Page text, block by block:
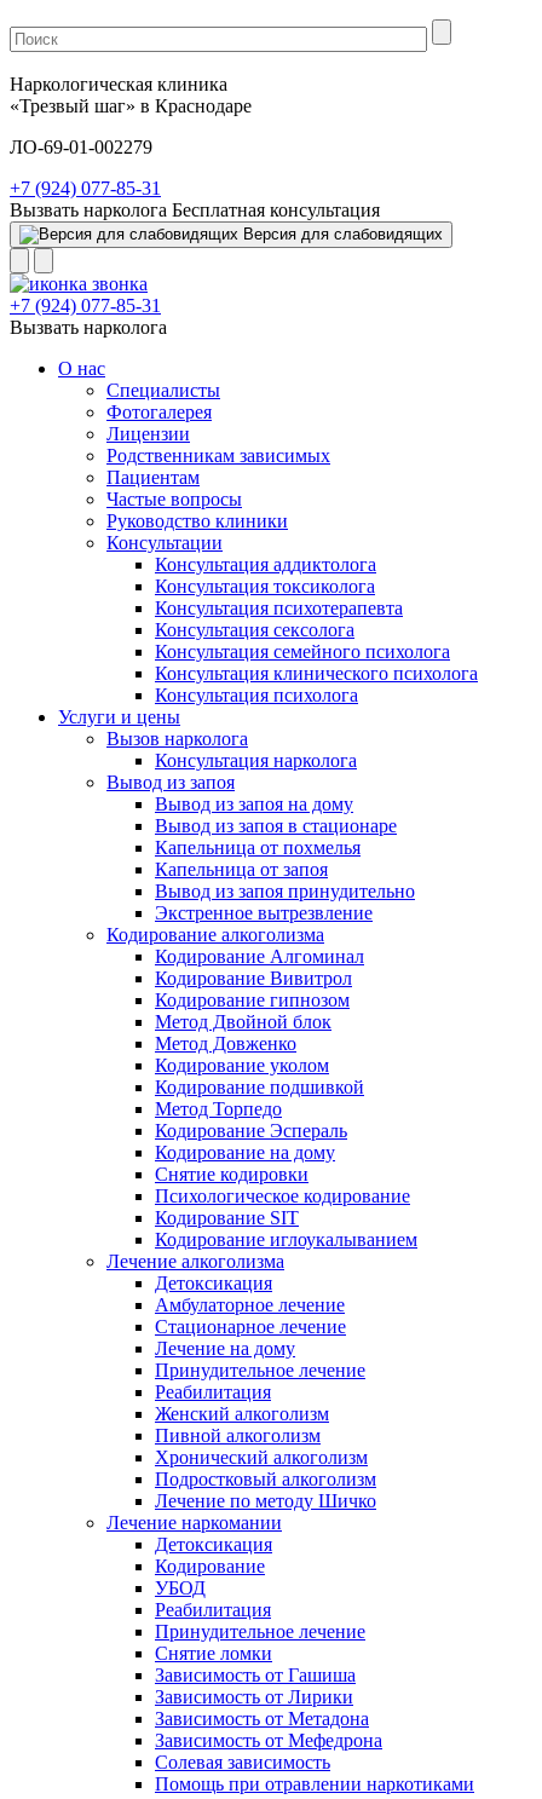
Наркологическая клиника
«Трезвый шаг» в Краснодаре
ЛО-69-01-002279
+7 (924) 077-85-31
Вызвать нарколога Бесплатная консультация
Версия для слабовидящих
+7 (924) 077-85-31
Вызвать нарколога
О нас
Специалисты
Фотогалерея
Лицензии
Родственникам зависимых
Пациентам
Частые вопросы
Руководство клиники
Консультации
Консультация аддиктолога
Консультация токсиколога
Консультация психотерапевта
Консультация сексолога
Консультация семейного психолога
Консультация клинического психолога
Консультация психолога
Услуги и цены
Вызов нарколога
Консультация нарколога
Вывод из запоя
Вывод из запоя на дому
Вывод из запоя в стационаре
Капельница от похмелья
Капельница от запоя
Вывод из запоя принудительно
Экстренное вытрезвление
Кодирование алкоголизма
Кодирование Алгоминал
Кодирование Вивитрол
Кодирование гипнозом
Метод Двойной блок
Метод Довженко
Кодирование уколом
Кодирование подшивкой
Метод Торпедо
Кодирование Эспераль
Кодирование на дому
Снятие кодировки
Психологическое кодирование
Кодирование SIT
Кодирование иглоукалыванием
Лечение алкоголизма
Детоксикация
Амбулаторное лечение
Стационарное лечение
Лечение на дому
Принудительное лечение
Реабилитация
Женский алкоголизм
Пивной алкоголизм
Хронический алкоголизм
Подростковый алкоголизм
Лечение по методу Шичко
Лечение наркомании
Детоксикация
Кодирование
УБОД
Реабилитация
Принудительное лечение
Снятие ломки
Зависимость от Гашиша
Зависимость от Лирики
Зависимость от Метадона
Зависимость от Мефедрона
Солевая зависимость
Помощь при отравлении наркотиками